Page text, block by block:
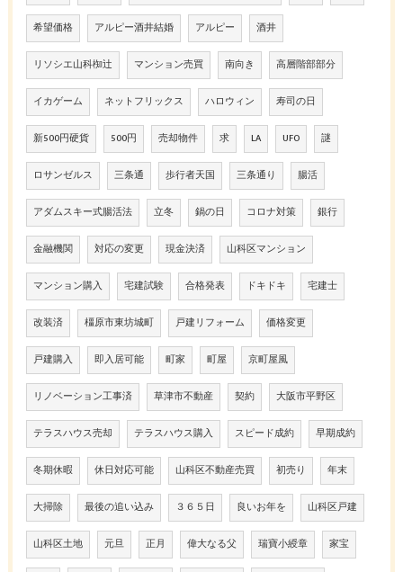
希望価格 アルピー酒井結婚 アルピー 酒井
リソシエ山科椥辻 マンション売買 南向き 高層階部部分
イカゲーム ネットフリックス ハロウィン 寿司の日
新500円硬貨 500円 売却物件 求 LA UFO 謎
ロサンゼルス 三条通 歩行者天国 三条通り 腸活
アダムスキー式腸活法 立冬 鍋の日 コロナ対策 銀行
金融機関 対応の変更 現金決済 山科区マンション
マンション購入 宅建試験 合格発表 ドキドキ 宅建士
改装済 橿原市東坊城町 戸建リフォーム 価格変更
戸建購入 即入居可能 町家 町屋 京町屋風
リノベーション工事済 草津市不動産 契約 大阪市平野区
テラスハウス売却 テラスハウス購入 スピード成約 早期成約
冬期休暇 休日対応可能 山科区不動産売買 初売り 年末
大掃除 最後の追い込み ３６５日 良いお年を 山科区戸建
山科区土地 元旦 正月 偉大なる父 瑞寶小綬章 家宝